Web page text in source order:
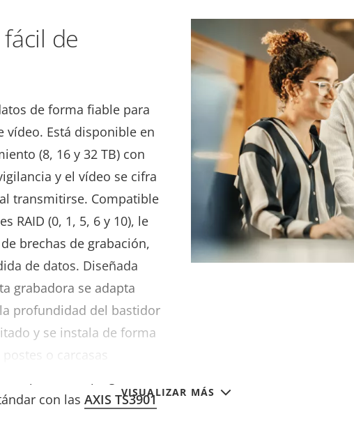
VISUALIZAR MÁS
de
de forma fiable para
vídeo. Está disponible en
(8, 16 y 32 TB) con
y el vídeo se cifra
transmitirse. Compatible
RAID (0, 1, 5, 6 y 10), le
brechas de grabación,
de datos. Diseñada
grabadora se adapta
profundidad del bastidor
y se instala de forma
o carcasas
con las AXIS TS3901